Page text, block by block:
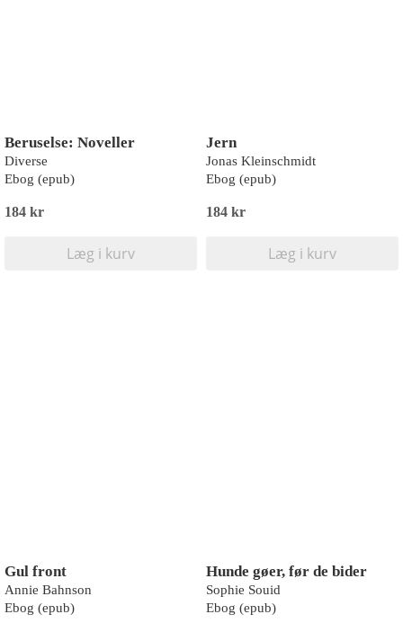
Beruselse: Noveller
Diverse
Ebog (epub)
184 kr
Læg i kurv
Jern
Jonas Kleinschmidt
Ebog (epub)
184 kr
Læg i kurv
Gul front
Annie Bahnson
Ebog (epub)
Hunde gøer, før de bider
Sophie Souid
Ebog (epub)